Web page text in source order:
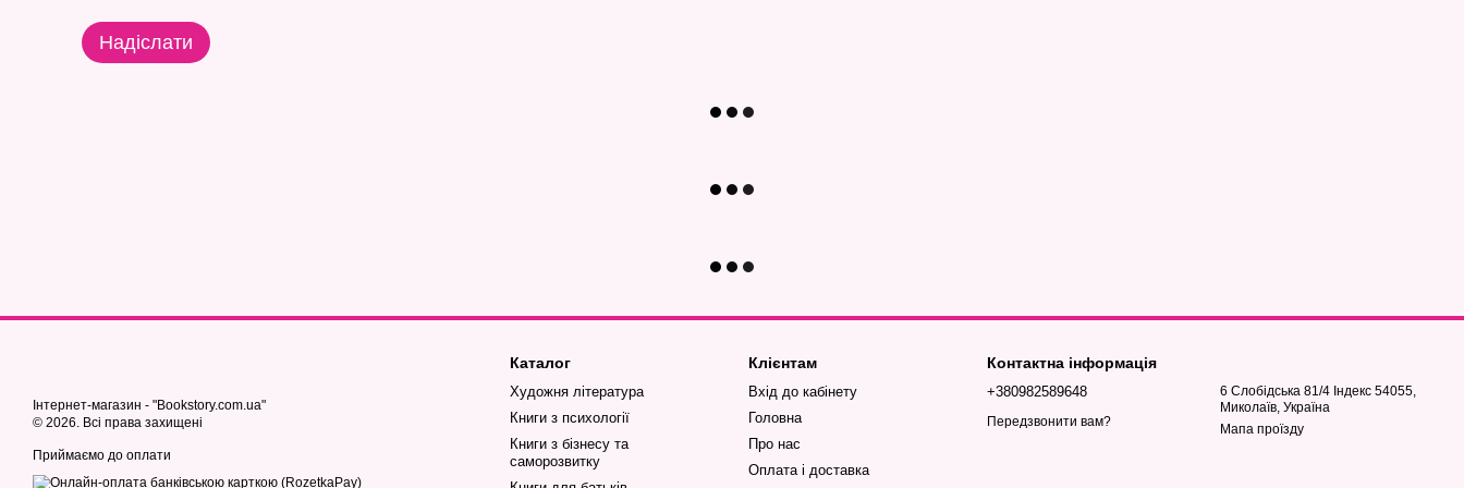
Надіслати
Інтернет-магазин - "Bookstory.com.ua"
© 2026. Всі права захищені
Приймаємо до оплати
Каталог
Художня література
Книги з психології
Книги з бізнесу та
саморозвитку
Клієнтам
Вхід до кабінету
Головна
Про нас
Оплата і доставка
Контактна інформація
+380982589648
Передзвонити вам?
6 Слобідська 81/4 Індекс 54055,
Миколаїв, Україна
Мапа проїзду